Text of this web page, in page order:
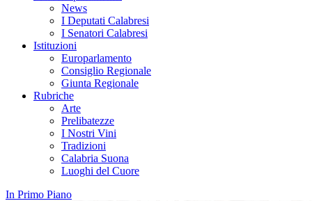
News
I Deputati Calabresi
I Senatori Calabresi
Istituzioni
Europarlamento
Consiglio Regionale
Giunta Regionale
Rubriche
Arte
Prelibatezze
I Nostri Vini
Tradizioni
Calabria Suona
Luoghi del Cuore
In Primo Piano